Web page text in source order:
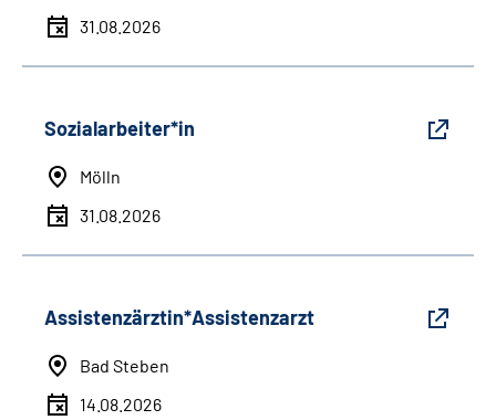
31.08.2026
Sozialarbeiter*in
Mölln
31.08.2026
Assistenzärztin*Assistenzarzt
Bad Steben
14.08.2026